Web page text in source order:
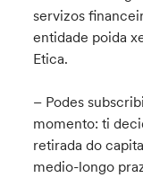
servizos
entidade poida
Etica.
– Podes
momento: ti
retirada do
medio-longo